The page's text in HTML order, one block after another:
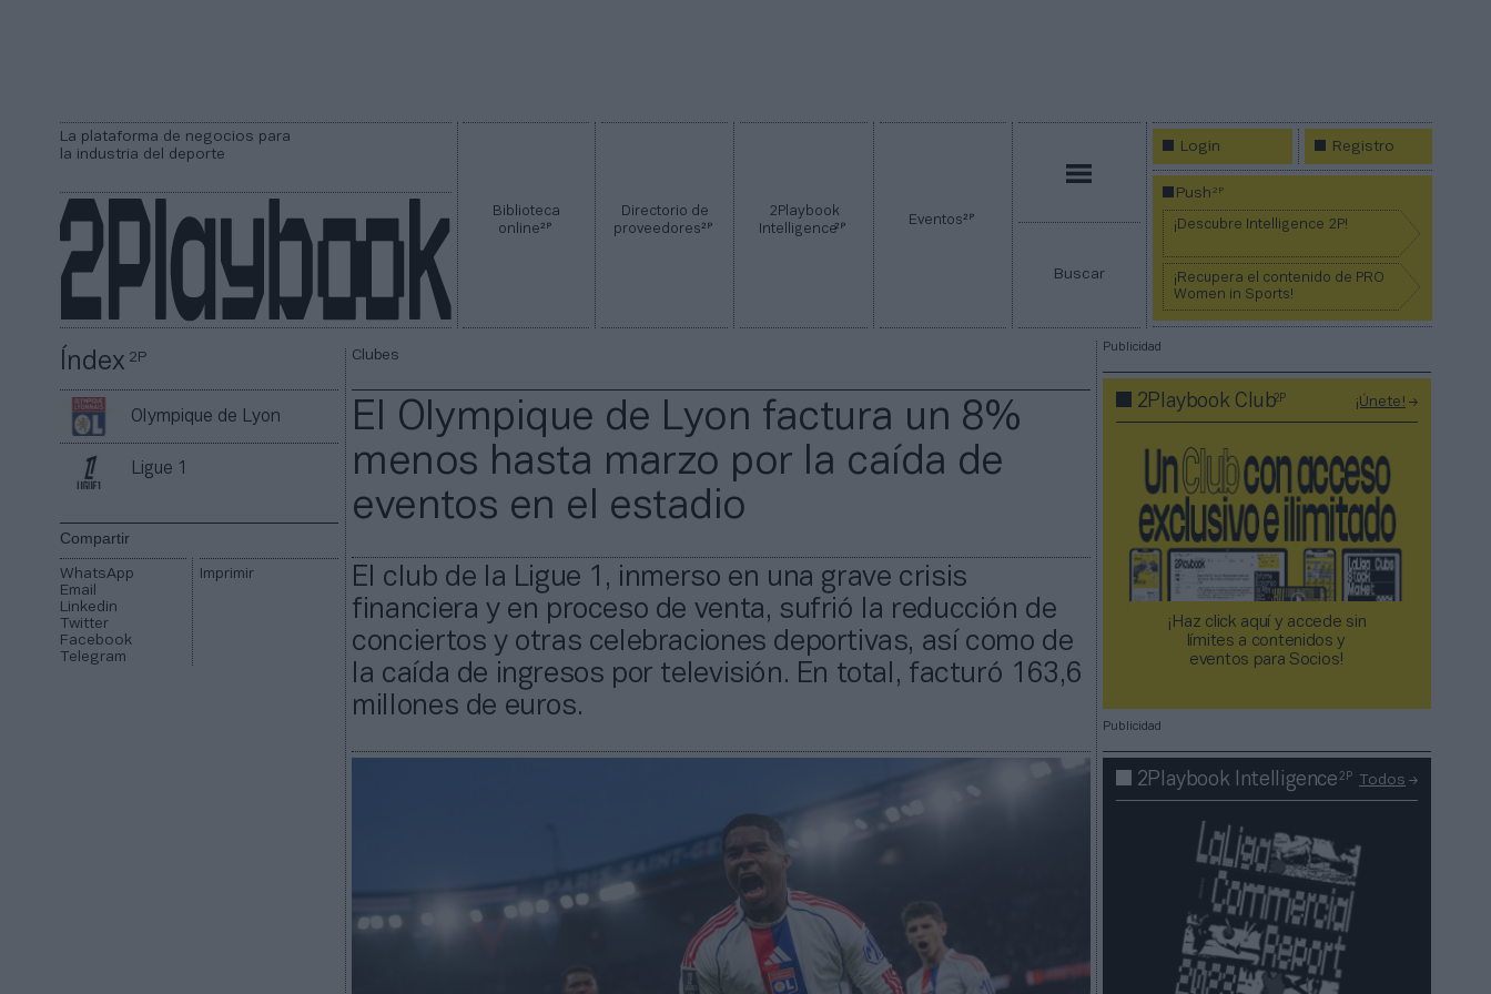
La plataforma de negocios para
la industria del deporte
Biblioteca
online2P
Directorio de
proveedores2P
2Playbook
Intelligence2P Eventos2P
Buscar
Login Registro
Push2P
¡Descubre Intelligence 2P!
¡Recupera el contenido de PRO
Women in Sports!
Índex2P
Olympique de Lyon
Ligue 1
Compartir
WhatsApp
Email
Linkedin
Twitter
Facebook
Telegram
Imprimir
Clubes
El Olympique de Lyon factura un 8%
menos hasta marzo por la caída de
eventos en el estadio
El club de la Ligue 1, inmerso en una grave crisis
financiera y en proceso de venta, sufrió la reducción de
conciertos y otras celebraciones deportivas, así como de
la caída de ingresos por televisión. En total, facturó 163,6
millones de euros.
Publicidad
2Playbook Club2P ¡Únete!
¡Haz click aquí y accede sin
límites a contenidos y
eventos para Socios!​​​​​​​
Publicidad
2Playbook Intelligence2P Todos